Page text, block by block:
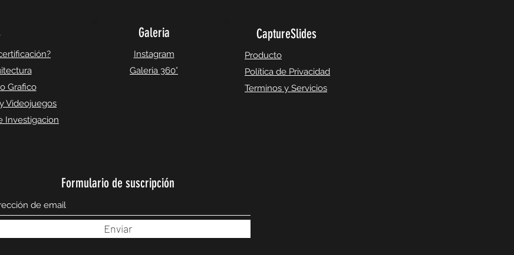
Grafico
Videojuegos
Investigacion
Galeria
Instagram
Galeria 360°
CaptureSlides
Producto
Política de Privacidad
Terminos y Servicios
Formulario de suscripción
Enviar